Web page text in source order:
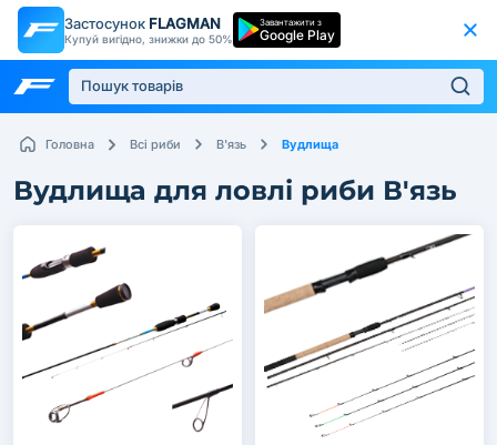
Застосунок FLAGMAN
Купуй вигідно, знижки до 50%
Завантажити з
Google Play
Головна Всі риби В'язь Вудлища
Вудлища для ловлі риби В'язь